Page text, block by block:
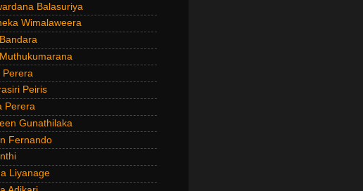
Balasuriya
Wimalaweera
Perera
Peiris
Perera
Gunathilaka
Fernando
Liyanage